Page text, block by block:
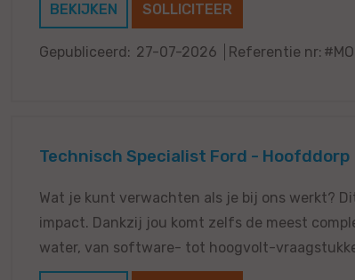
BEKIJKEN SOLLICITEER
Gepubliceerd: 27-07-2026 Referentie nr:
Technisch Specialist Ford - Hoofddorp
Wat je kunt verwachten als je bij ons werkt?
impact. Dankzij jou komt zelfs de meest
water, van software- tot hoogvolt-